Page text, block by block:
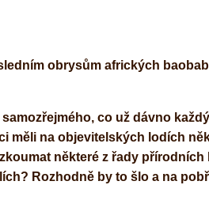
obrysům afrických
co už dávno
měli na objevitelských lodích
některé z řady
Rozhodně by to šlo a na